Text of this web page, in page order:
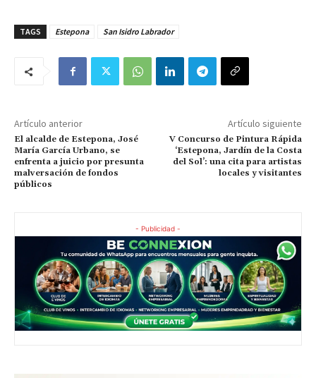
TAGS Estepona San Isidro Labrador
Artículo anterior
El alcalde de Estepona, José
María García Urbano, se
enfrenta a juicio por presunta
malversación de fondos
públicos
Artículo siguiente
V Concurso de Pintura Rápida
‘Estepona, Jardín de la Costa
del Sol’: una cita para artistas
locales y visitantes
- Publicidad -